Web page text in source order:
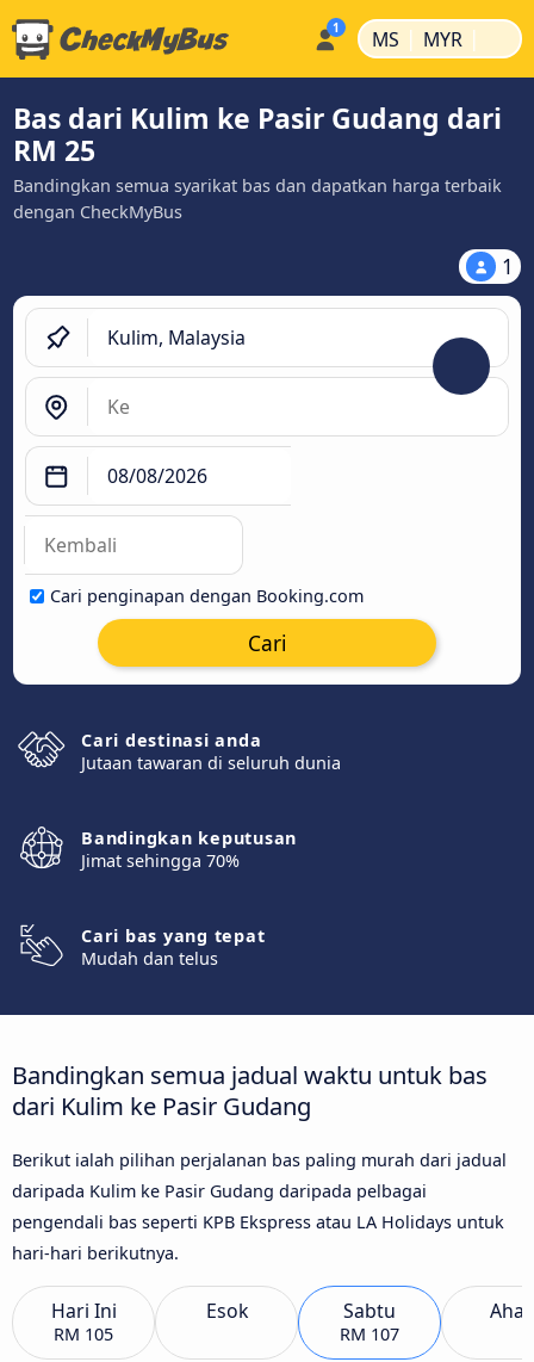
MS | MYR |
Bas dari Kulim ke Pasir Gudang dari
RM 25
Bandingkan semua syarikat bas dan dapatkan harga terbaik
dengan CheckMyBus
1
Cari penginapan dengan Booking.com
Cari
Cari destinasi anda
Jutaan tawaran di seluruh dunia
Bandingkan keputusan
Jimat sehingga 70%
Cari bas yang tepat
Mudah dan telus
Bandingkan semua jadual waktu untuk bas
dari Kulim ke Pasir Gudang
Berikut ialah pilihan perjalanan bas paling murah dari jadual
daripada Kulim ke Pasir Gudang daripada pelbagai
pengendali bas seperti KPB Ekspress atau LA Holidays untuk
hari-hari berikutnya.
Hari Ini
RM 105
Esok Sabtu
RM 107